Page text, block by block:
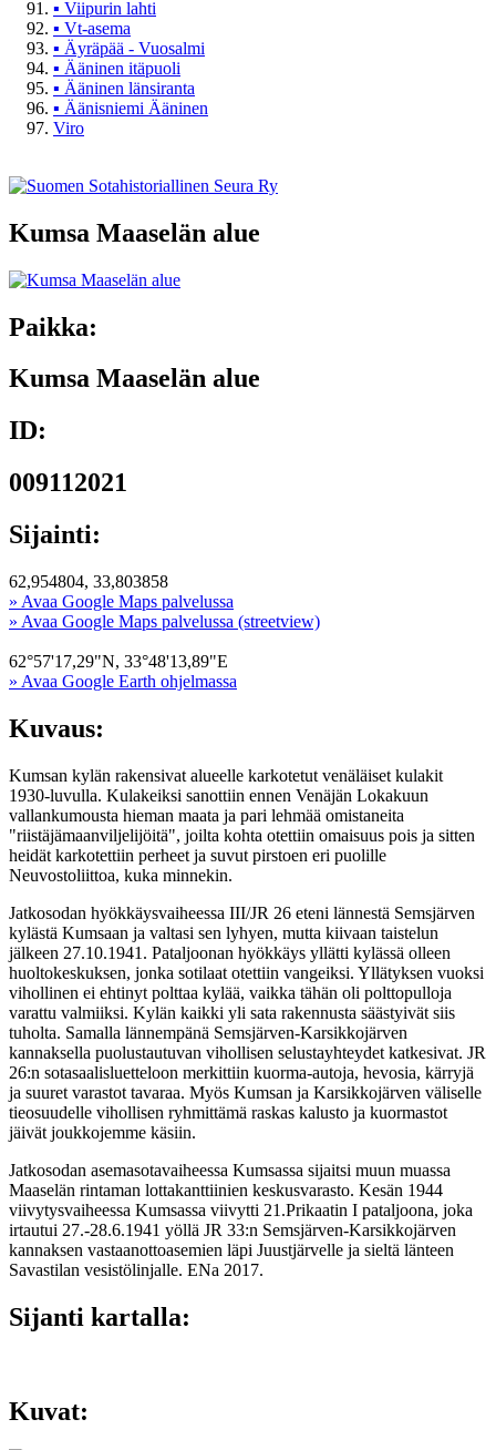
▪ Viipurin lahti
▪ Vt-asema
▪ Äyräpää - Vuosalmi
▪ Ääninen itäpuoli
▪ Ääninen länsiranta
▪ Äänisniemi Ääninen
Viro
Kumsa Maaselän alue
Paikka:
Kumsa Maaselän alue
ID:
009112021
Sijainti:
62,954804, 33,803858
» Avaa Google Maps palvelussa
» Avaa Google Maps palvelussa (streetview)
62°57'17,29"N, 33°48'13,89"E
» Avaa Google Earth ohjelmassa
Kuvaus:
Kumsan kylän rakensivat alueelle karkotetut venäläiset kulakit
1930-luvulla. Kulakeiksi sanottiin ennen Venäjän Lokakuun
vallankumousta hieman maata ja pari lehmää omistaneita
"riistäjämaanviljelijöitä", joilta kohta otettiin omaisuus pois ja sitten
heidät karkotettiin perheet ja suvut pirstoen eri puolille
Neuvostoliittoa, kuka minnekin.
Jatkosodan hyökkäysvaiheessa III/JR 26 eteni lännestä Semsjärven
kylästä Kumsaan ja valtasi sen lyhyen, mutta kiivaan taistelun
jälkeen 27.10.1941. Pataljoonan hyökkäys yllätti kylässä olleen
huoltokeskuksen, jonka sotilaat otettiin vangeiksi. Yllätyksen vuoksi
vihollinen ei ehtinyt polttaa kylää, vaikka tähän oli polttopulloja
varattu valmiiksi. Kylän kaikki yli sata rakennusta säästyivät siis
tuholta. Samalla lännempänä Semsjärven-Karsikkojärven
kannaksella puolustautuvan vihollisen selustayhteydet katkesivat. JR
26:n sotasaalisluetteloon merkittiin kuorma-autoja, hevosia, kärryjä
ja suuret varastot tavaraa. Myös Kumsan ja Karsikkojärven väliselle
tieosuudelle vihollisen ryhmittämä raskas kalusto ja kuormastot
jäivät joukkojemme käsiin.
Jatkosodan asemasotavaiheessa Kumsassa sijaitsi muun muassa
Maaselän rintaman lottakanttiinien keskusvarasto. Kesän 1944
viivytysvaiheessa Kumsassa viivytti 21.Prikaatin I pataljoona, joka
irtautui 27.-28.6.1941 yöllä JR 33:n Semsjärven-Karsikkojärven
kannaksen vastaanottoasemien läpi Juustjärvelle ja sieltä länteen
Savastilan vesistölinjalle. ENa 2017.
Sijanti kartalla:
Kuvat: